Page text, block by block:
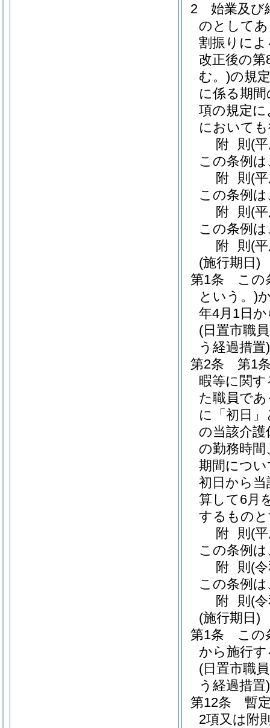
2
始業及び
のとして
割振りに
改正後の第
む。)の規
に係る期
項の規定
において
附 則 (
この条例
附 則 (
この条例
附 則 (
この条例
附 則 (
(施行期日)
第1条
この
という。)
年4月1日
(日置市職
う経過措置)
第2条
第1
暇等に関
た職員で
に「初日
の当該介
の勤務時間
期間につ
初日から
算して6月
するもの
附 則 (
この条例
附 則 (
この条例
附 則 (
(施行期日)
第1条
この
から施行
(日置市職
う経過措置)
第12条
暫
2項又は附